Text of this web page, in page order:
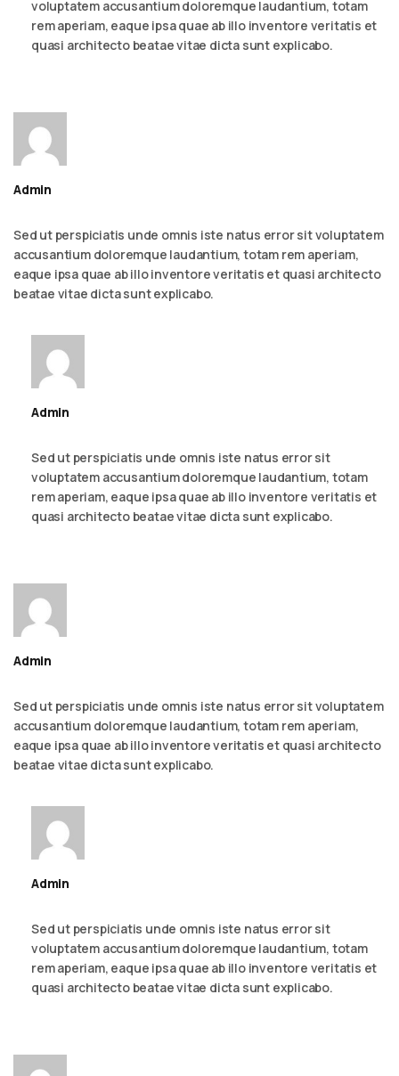
voluptatem accusantium doloremque laudantium, totam
rem aperiam, eaque ipsa quae ab illo inventore veritatis et
quasi architecto beatae vitae dicta sunt explicabo.
Admin
Sed ut perspiciatis unde omnis iste natus error sit voluptatem
accusantium doloremque laudantium, totam rem aperiam,
eaque ipsa quae ab illo inventore veritatis et quasi architecto
beatae vitae dicta sunt explicabo.
Admin
Sed ut perspiciatis unde omnis iste natus error sit
voluptatem accusantium doloremque laudantium, totam
rem aperiam, eaque ipsa quae ab illo inventore veritatis et
quasi architecto beatae vitae dicta sunt explicabo.
Admin
Sed ut perspiciatis unde omnis iste natus error sit voluptatem
accusantium doloremque laudantium, totam rem aperiam,
eaque ipsa quae ab illo inventore veritatis et quasi architecto
beatae vitae dicta sunt explicabo.
Admin
Sed ut perspiciatis unde omnis iste natus error sit
voluptatem accusantium doloremque laudantium, totam
rem aperiam, eaque ipsa quae ab illo inventore veritatis et
quasi architecto beatae vitae dicta sunt explicabo.